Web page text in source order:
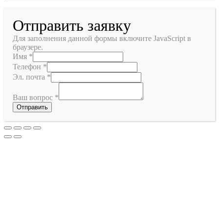
Отправить заявку
Для заполнения данной формы включите JavaScript в
браузере.
Имя *
Телефон *
Эл. почта *
Ваш вопрос *
Отправить